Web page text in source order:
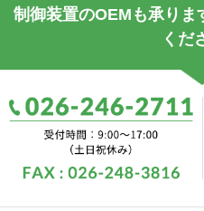
制御装置のOEMも承りま
くだ